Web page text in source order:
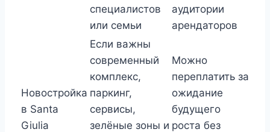
специалистов
или семьи
аудитории
арендаторов
Новостройка
в Santa
Giulia
Если важны
современный
комплекс,
паркинг,
сервисы,
зелёные зоны и
Можно
переплатить за
ожидание
будущего
роста без